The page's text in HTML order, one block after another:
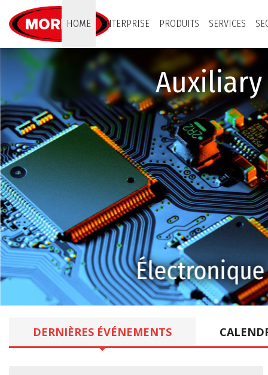
HOME
ENTERPRISE PRODUITS SERVICES
Électronique
DERNIÈRES ÉVÉNEMENTS